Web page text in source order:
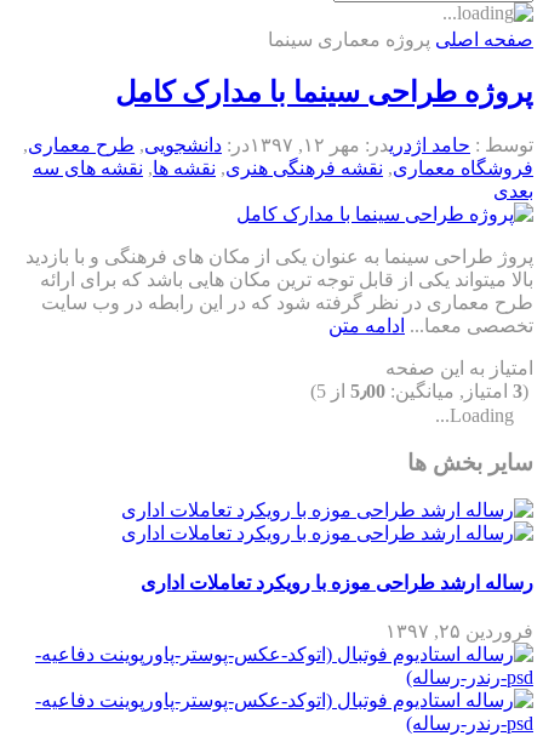
صفحه اصلی پروژه معماری سینما
پروژه طراحی سینما با مدارک کامل
توسط : حامد اژدریدر: مهر ۱۲, ۱۳۹۷ در: دانشجویی, طرح معماری,
فروشگاه معماری, نقشه فرهنگی هنری, نقشه ها, نقشه های سه
بعدی
پروژ طراحی سینما به عنوان یکی از مکان های فرهنگی و با بازدید
بالا میتواند یکی از قابل توجه ترین مکان هایی باشد که برای ارائه
طرح معماری در نظر گرفته شود که در این رابطه در وب سایت
تخصصی معما... ادامه متن
امتیاز به این صفحه
(
3 امتیاز, میانگین: 5٫00 از 5)
Loading...
سایر بخش ها
رساله ارشد طراحی موزه با رویکرد تعاملات اداری
فروردین ۲۵, ۱۳۹۷